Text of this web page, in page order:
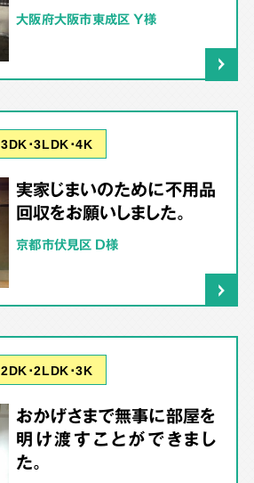
大阪府大阪市東成区 Y様
3DK･3LDK･4K
実家じまいのために不用品
回収をお願いしました。
京都市伏見区 D様
2DK･2LDK･3K
おかげさまで無事に部屋を
明け渡すことができまし
た。